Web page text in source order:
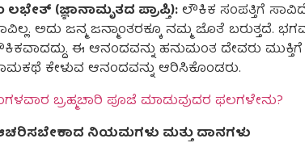
ಲಭೇತ್ (ಜ್ಞಾನಾಮೃತದ ಪ್ರಾಪ್ತಿ):ಲೌಕಿಕ ಸಂಪತ್ತಿಗೆ
ಸಾವಿಲ್ಲ. ಅದು ಜನ್ಮ ಜನ್ಮಾಂತರಕ್ಕೂ ನಮ್ಮ ಜೊತೆ ಬರುತ್ತದೆ.
ಈ ಆನಂದವನ್ನು ಹನುಮಂತ ದೇವರು
ಕೇಳುವ ಆನಂದವನ್ನು ಆರಿಸಿಕೊಂಡರು.
ಬ್ರಹ್ಮಚಾರಿ ಪೂಜೆ ಮಾಡುವುದರ ಫಲಗಳೇನು?
ನಿಯಮಗಳು ಮತ್ತು ದಾನಗಳು